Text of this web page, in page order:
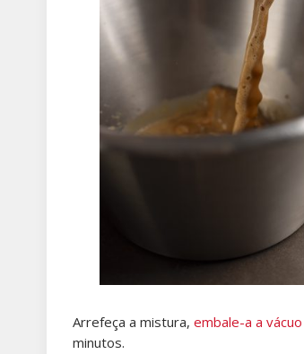
Arrefeça a mistura, embale-a a vácuo
minutos.